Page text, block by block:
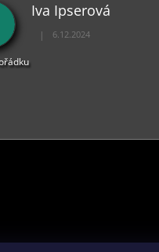
Iva Ipserová
Hodnocení obchodu je 5 z 5
| 6.12.2024